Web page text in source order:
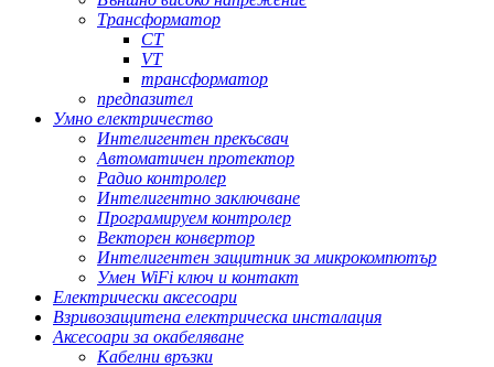
Трансформатор
CT
VT
трансформатор
предпазител
Умно електричество
Интелигентен прекъсвач
Автоматичен протектор
Радио контролер
Интелигентно заключване
Програмируем контролер
Векторен конвертор
Интелигентен защитник за микрокомпютър
Умен WiFi ключ и контакт
Електрически аксесоари
Взривозащитена електрическа инсталация
Аксесоари за окабеляване
Кабелни връзки